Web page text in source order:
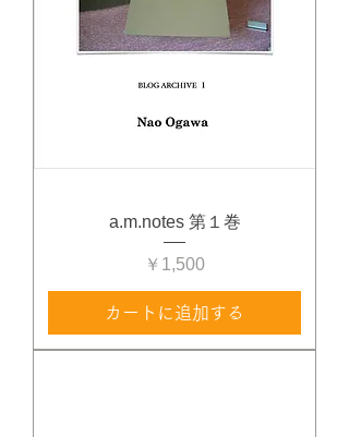
a.m.notes 第１巻
価格
￥1,500
カートに追加する